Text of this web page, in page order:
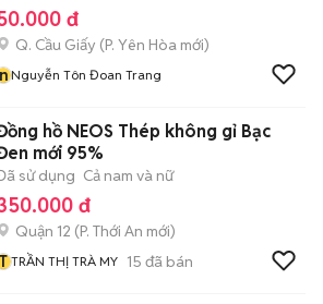
đ
Q. Cầu Giấy (P. Yên Hòa mới)
Nguyễn Tôn Đoan Trang
hồ NEOS Thép không gỉ Bạc
mới 95%
sử dụng Cả nam và nữ
đ
Quận 12 (P. Thới An mới)
T TRẦN THỊ TRÀ MY 15 đã bán